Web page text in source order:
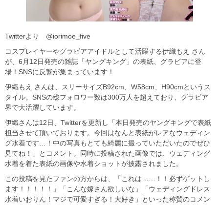
Twitterより @iorimoe_five
コスプレイヤーやグラビアアイドルとして活躍する伊織もえ さん
が、6月12日発売の雑誌「ヤングキング」の表紙、グラビアに登
場！SNSに反響が集まっています！
伊織もえ さんは、スリーサイズB92cm、W58cm、H90cmというス
タイル。SNSの総フォロワー数は300万人を超えており、グラビア
界で大活躍しています。
伊織さんは12日、Twitterを更新し「本日発売のヤングキングで表紙
担当させて頂いております。今回はなんと表紙がレアなウェディン
グ水着です…！中の写真もとても綺麗に撮っていただいたのでぜひ
見てね！」とコメント。同時に投稿された画像では、ウェディング
水着を着た表紙の画像や水着ショットが披露されました。
この投稿を見たファンの方からは、「これは……！！必ずゲットし
ます！！！！！」「こんな嫁さん欲しいな」「ウェディングドレス
水着いおりん！マジで可愛すぎる！大好き」といった称賛のコメン